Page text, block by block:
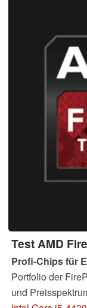
Test AMD
Profi-Chips für
Portfolio der
und